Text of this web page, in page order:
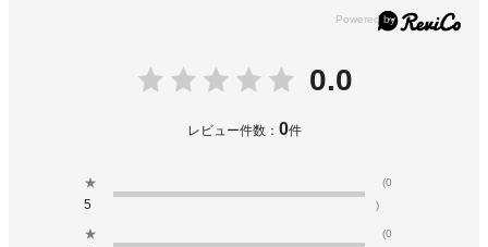
0.0
レビュー件数： 0件
★
5
(0
)
★
(0